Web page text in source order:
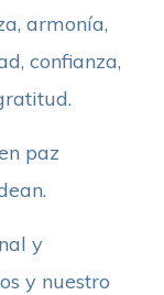
armonía,
confianza,
paz
y
y nuestro